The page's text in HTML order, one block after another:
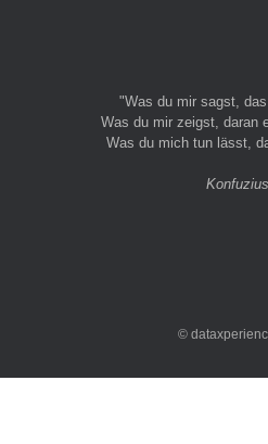
"Was du mir sagst,
Was du mir zeigst, daran
Was du mich tun lässt,
Konfuzius
©